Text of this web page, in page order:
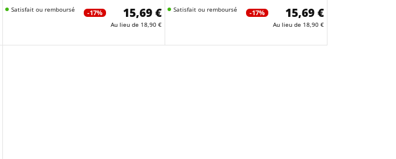
Satisfait ou remboursé -17% 15,69 €
Au lieu de 18,90 €
Satisfait ou remboursé -17% 15,69 €
Au lieu de 18,90 €